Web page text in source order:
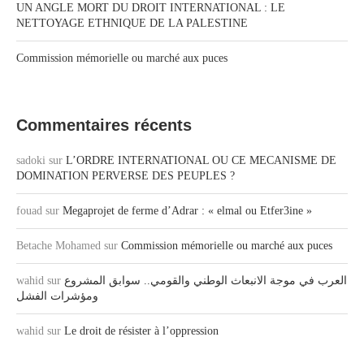
UN ANGLE MORT DU DROIT INTERNATIONAL : LE
NETTOYAGE ETHNIQUE DE LA PALESTINE
Commission mémorielle ou marché aux puces
Commentaires récents
sadoki sur L’ORDRE INTERNATIONAL OU CE MECANISME DE
DOMINATION PERVERSE DES PEUPLES ?
fouad sur Megaprojet de ferme d’Adrar : « elmal ou Etfer3ine »
Betache Mohamed sur Commission mémorielle ou marché aux puces
wahid sur العرب في موجة الانبعاث الوطني والقومي.. سوابق المشروع
ومؤشرات الفشل
wahid sur Le droit de résister à l’oppression